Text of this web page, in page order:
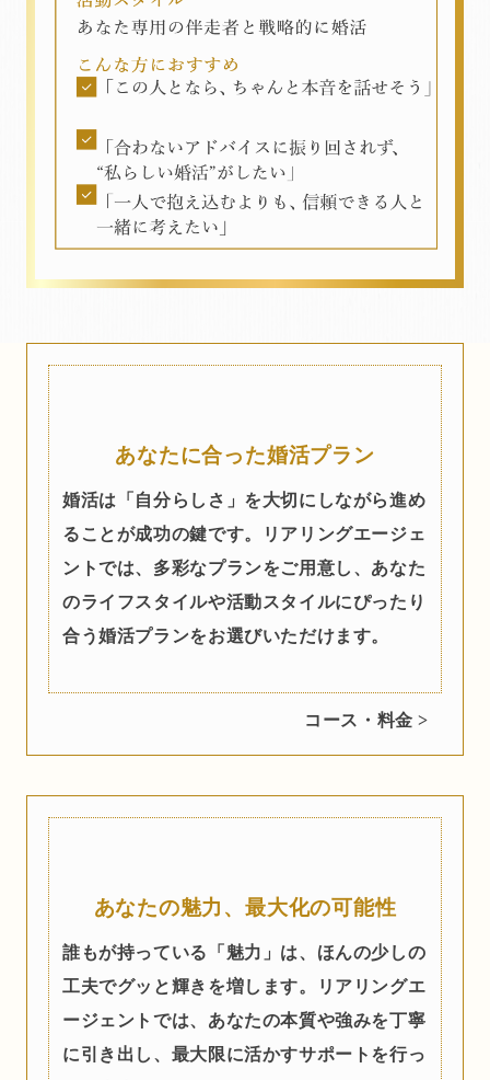
あなたに合った婚活プラン
婚活は「自分らしさ」を大切にしながら進め
ることが成功の鍵です。リアリングエージェ
ントでは、多彩なプランをご用意し、あなた
のライフスタイルや活動スタイルにぴったり
合う婚活プランをお選びいただけます。
コース・料金 >
あなたの魅力、最大化の可能性
誰もが持っている「魅力」は、ほんの少しの
工夫でグッと輝きを増します。リアリングエ
ージェントでは、あなたの本質や強みを丁寧
に引き出し、最大限に活かすサポートを行っ